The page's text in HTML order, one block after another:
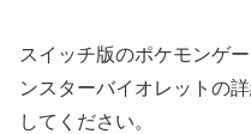
スイッチ版のポケモンゲ
ンスターバイオレットの
してください。